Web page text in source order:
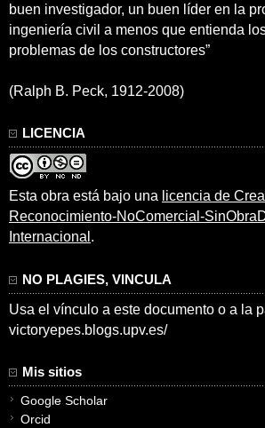
buen investigador, un buen líder en la
ingeniería civil a menos que entienda
problemas de los constructores”
(Ralph B. Peck, 1912-2008)
LICENCIA
Esta obra está bajo una licencia de
Reconocimiento-NoComercial-
Internacional .
NO PLAGIES, VINCULA
Usa el vínculo a este documento o a la
victoryepes.blogs.upv.es/
Mis sitios
Google Scholar
Orcid